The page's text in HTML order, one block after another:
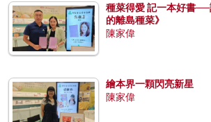
種菜得愛 記一本好書
的離島種菜》
陳家偉
繪本界一顆閃亮新星
陳家偉